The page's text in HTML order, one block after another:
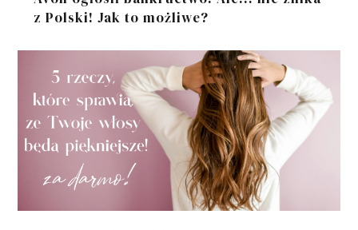
z Polski! Jak to możliwe?